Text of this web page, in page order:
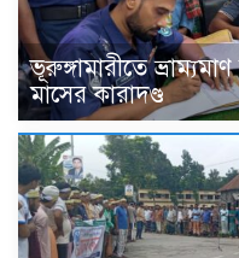
ভূরুঙ্গামারীতে
মাসের কারাদণ্ড